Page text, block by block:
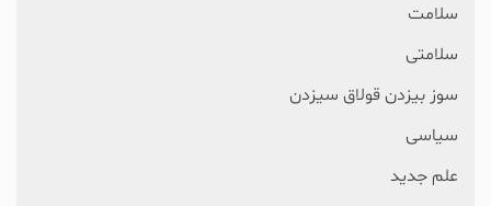
سلامت
سلامتی
سوز بیزدن قولاق سیزدن
سیاسی
علم جدید